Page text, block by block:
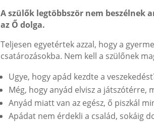
A szülők legtöbbször nem beszélnek
az Ő dolga.
Teljesen egyetértek azzal, hogy a
csatározásokba. Nem kell a szülőnek
Ugye, hogy apád kezdte a
Még, hogy anyád elvisz a
Anyád miatt van az egész, ő piszkál
Apádat nem érdekli a család, sokáig